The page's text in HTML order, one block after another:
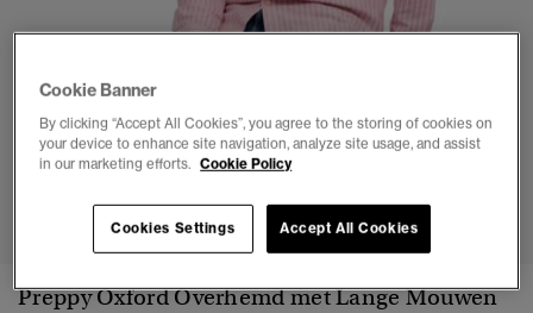
Preppy Oxford Overhemd met Lange Mouwen
Cookie Banner
By clicking “Accept All Cookies”, you agree to the storing of cookies on
your device to enhance site navigation, analyze site usage, and assist
in our marketing efforts. Cookie Policy
Cookies Settings Accept All Cookies